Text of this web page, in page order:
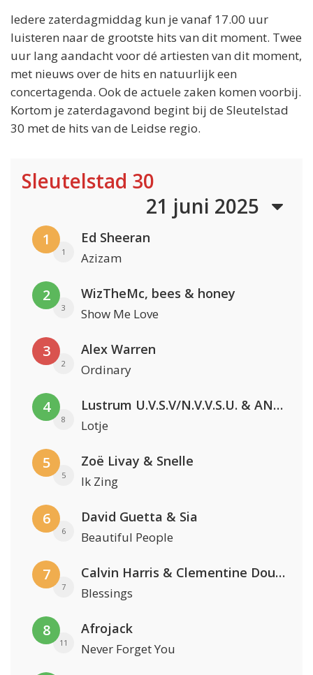
Iedere zaterdagmiddag kun je vanaf 17.00 uur
luisteren naar de grootste hits van dit moment. Twee
uur lang aandacht voor dé artiesten van dit moment,
met nieuws over de hits en natuurlijk een
concertagenda. Ook de actuele zaken komen voorbij.
Kortom je zaterdagavond begint bij de Sleutelstad
30 met de hits van de Leidse regio.
Sleutelstad 30
21 juni 2025
1
1
Ed Sheeran
Azizam
2
3
WizTheMc, bees & honey
Show Me Love
3
2
Alex Warren
Ordinary
4
8
Lustrum U.V.S.V/N.V.V.S.U. & ANNO ONS & Jopke van Dobbenburgh & Roeland Beelen
Lotje
5
5
Zoë Livay & Snelle
Ik Zing
6
6
David Guetta & Sia
Beautiful People
7
7
Calvin Harris & Clementine Douglas
Blessings
8
11
Afrojack
Never Forget You